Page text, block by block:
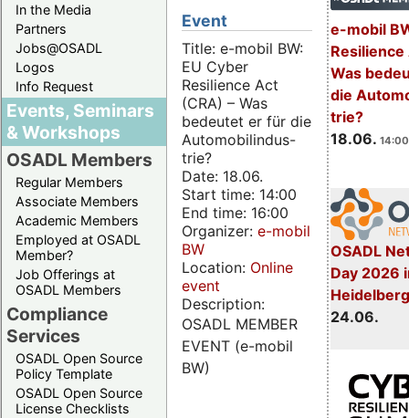
In the Media
Partners
Jobs@OSADL
Logos
Info Request
Events, Seminars
& Workshops
OSADL Members
Regular Members
Associate Members
Academic Members
Employed at OSADL
Member?
Job Offerings at
OSADL Members
Compliance
Services
OSADL Open Source
Policy Template
OSADL Open Source
License Checklists
e-mobil
Resilience
Was
die
trie?
18.06.
OSADL
Day 2026
24.06.
Event
Title: e-mobil BW:
EU Cyber
Resilience Act
(CRA) – Was
bedeutet er für die
Automobilindus-
trie?
Date: 18.06.
Start time: 14:00
End time: 16:00
Organizer: e-mobil
BW
Location: Online
event
Description:
OSADL MEMBER
EVENT (e-mobil
BW)